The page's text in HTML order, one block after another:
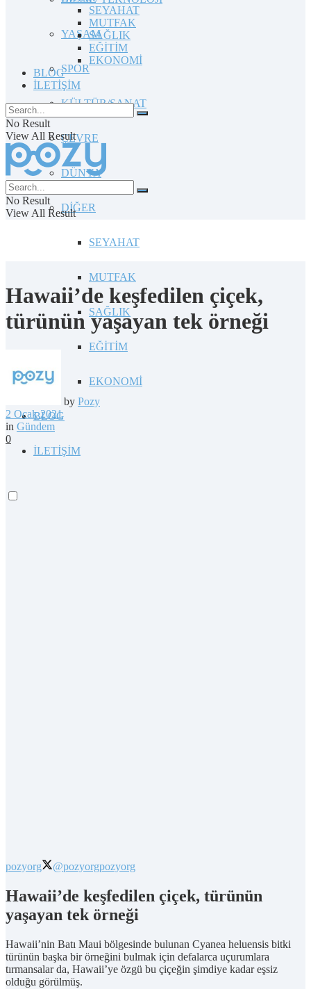
YAŞAM
SPOR
KÜLTÜR/SANAT
ÇEVRE
DÜNYA
DİĞER
SEYAHAT
MUTFAK
SAĞLIK
EĞİTİM
EKONOMİ
BLOG
İLETİŞİM
SEYAHAT
MUTFAK
SAĞLIK
EĞİTİM
EKONOMİ
BLOG
İLETİŞİM
No Result
View All Result
No Result
View All Result
Hawaii’de keşfedilen çiçek,
türünün yaşayan tek örneği
by Pozy
2 Ocak 2021
in Gündem
0
pozyorg @pozyorgpozyorg
Hawaii’de keşfedilen çiçek, türünün
yaşayan tek örneği
Hawaii’nin Batı Maui bölgesinde bulunan Cyanea heluensis bitki
türünün başka bir örneğini bulmak için defalarca uçurumlara
tırmansalar da, Hawaii’ye özgü bu çiçeğin şimdiye kadar eşsiz
olduğu görülmüş.